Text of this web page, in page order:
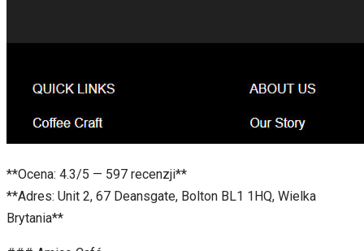
**Ocena: 4.3/5 — 597 recenzji**
**Adres: Unit 2, 67 Deansgate, Bolton BL1 1HQ, Wielka
Brytania**